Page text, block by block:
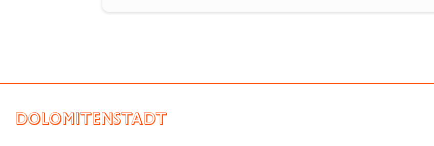
DOLOMITENSTADT